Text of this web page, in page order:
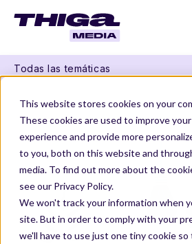
This website stores cookies on your
These cookies are used to improve
experience and provide more
to you, both on this website and
media. To find out more about the
see our Privacy Policy.
We won't track your information when
site. But in order to comply with your
we'll have to use just one tiny cookie
Todas las temáticas
Thiga Media
Glosario de Producto